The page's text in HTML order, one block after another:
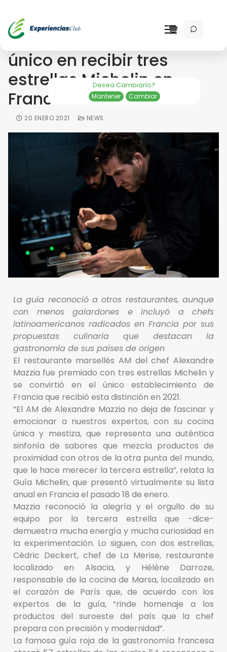
Desea Cambiarlo?
Mantener Cambiar
Chef de Marsella fue el
único en recibir tres
estrellas Michelin en
Francia
20 ENERO 2021 NEWS
La guía reconoció a otros restaurantes, aunque
con menos galardones e incluyó a chefs
latinoamericanos radicados en Francia por sus
propuestas culinaria que destacan la
gastronomía de sus países de origen
El restaurante marsellés AM del chef Alexandre
Mazzia fue premiado con tres estrellas Michelin y
se convirtió en el único establecimiento de
Francia que recibió esta distinción en 2021.
“El AM de Alexandre Mazzia no deja de fascinar y
emocionar a nuestros expertos, con su cocina
única y mestiza, que representa una auténtica
sinfonía de sabores que mezcla productos de
proximidad con otros de la otra punta del mundo,
que le hace merecer la tercera estrella”, relata la
Guía Michelin, que presentó virtualmente su lista
anual en Francia el pasado 18 de enero.
Mazzia reconoció la alegría y el orgullo de su
equipo por la tercera estrella que -dice-
demuestra mucha energía y mucha curiosidad en
la experimentación. Lo siguen, con dos estrellas,
Cédric Deckert, chef de La Merise, restaurante
localizado en Alsacia, y Hélène Darroze,
responsable de la cocina de Marsa, localizado en
el corazón de París que, de acuerdo con los
expertos de la guía, “rinde homenaje a los
productos del suroeste del país que la chef
prepara con precisión y modernidad”.
La famosa guía roja de la gastronomía francesa